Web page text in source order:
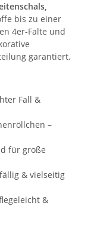
bis zu einer
4er-Falte und
garantiert.
Fall &
–
für große
& vielseitig
&